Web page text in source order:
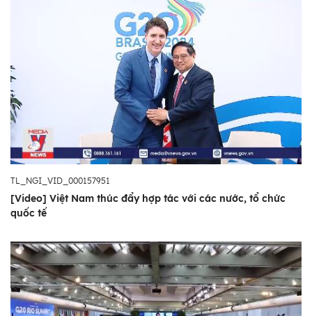
TL_NGI_VID_000157951
[Video] Việt Nam thúc đẩy hợp tác với các nước, tổ chức
quốc tế